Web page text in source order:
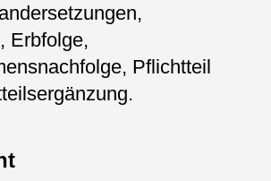
Erbfolge,
Pflichtteil